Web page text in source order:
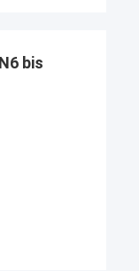
bis